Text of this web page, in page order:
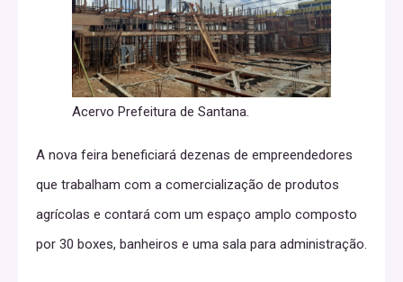
Acervo Prefeitura de Santana.
A nova feira beneficiará dezenas de empreendedores
que trabalham com a comercialização de produtos
agrícolas e contará com um espaço amplo composto
por 30 boxes, banheiros e uma sala para administração.